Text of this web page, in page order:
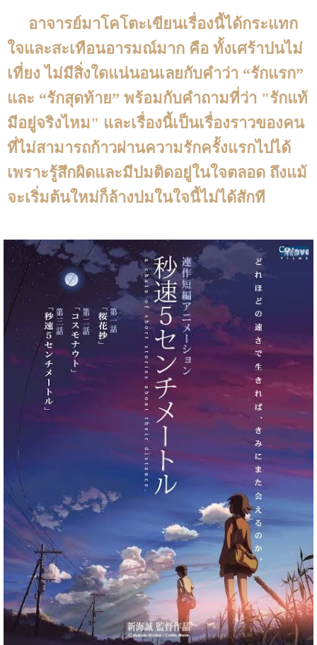
อาจารย์มาโคโตะเขียนเรื่องนี้ได้กระแทก
ใจและสะเทือนอารมณ์มาก คือ ทั้งเศร้าปนไม่
เที่ยง ไม่มีสิ่งใดแน่นอนเลยกับคำว่า “รักแรก”
และ “รักสุดท้าย” พร้อมกับคำถามที่ว่า "รักแท้
มีอยู่จริงไหม" และเรื่องนี้เป็นเรื่องราวของคน
ที่ไม่สามารถก้าวผ่านความรักครั้งแรกไปได้
เพราะรู้สึกผิดและมีปมติดอยู่ในใจตลอด ถึงแม้
จะเริ่มต้นใหม่ก็ล้างปมในใจนี้ไม่ได้สักที